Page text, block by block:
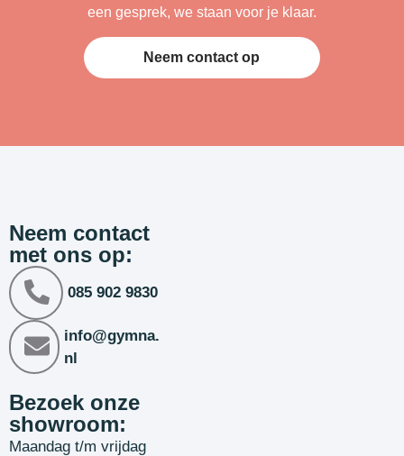
een gesprek, we staan voor je klaar.
Neem contact op
Neem contact
met ons op:
085 902 9830
info@gymna.
nl
Bezoek onze
showroom:
Maandag t/m vrijdag